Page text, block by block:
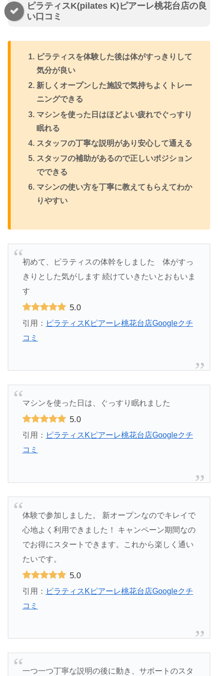
ピラティスK(pilates K)ピアーレ桃花台店の良
い口コミ
ピラティスを体験した後は体がすっきりして
気分が良い
新しくオープンした施設で気持ちよくトレー
ニングできる
マシンを使った日はほどよい疲れでぐっすり
眠れる
スタッフの丁寧な説明があり安心して通える
スタッフの補助があるので正しいポジション
でできる
マシンの使い方を丁寧に教えてもらえてわか
りやすい
初めて、ピラティスの体幹をしました 体がすっ
きりとした気がします 続けていきたいとおもいま
す
5.0
引用： ピラティスKピアーレ桃花台店Googleクチ
コミ
マシンを使った日は、ぐっすり眠れました
5.0
引用： ピラティスKピアーレ桃花台店Googleクチ
コミ
体験で参加しました。 新オープンなのでキレイで
心地よく利用できました！ キャンペーン期間なの
でお得にスタートできます。これから楽しく通い
たいです。
5.0
引用： ピラティスKピアーレ桃花台店Googleクチ
コミ
一つ一つ丁寧な説明の後に動き、サポートのスタ